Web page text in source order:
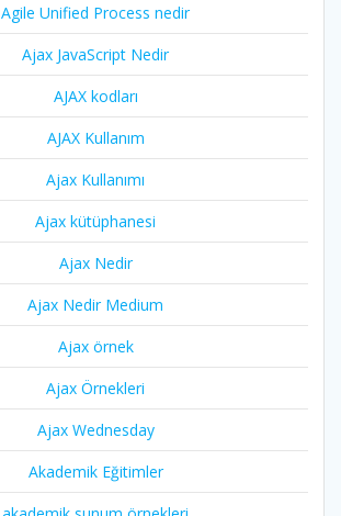
Agile Unified Process nedir
Ajax JavaScript Nedir
AJAX kodları
AJAX Kullanım
Ajax Kullanımı
Ajax kütüphanesi
Ajax Nedir
Ajax Nedir Medium
Ajax örnek
Ajax Örnekleri
Ajax Wednesday
Akademik Eğitimler